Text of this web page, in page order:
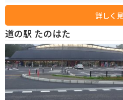
ます。 おすすめは、地元産の新鮮な魚介類を使った料理や、野田村特産の
「のだ塩」を使ったソフトクリームです。 バイクで訪れる際は、広々とした
駐車場があるので安心です。 周辺には、太平洋を一望できる「北緯40度線展
望台」や、「十府ヶ浦公園」など、風光
ので、ツーリングの休憩場所としても最
詳しく
道の駅 たのはた